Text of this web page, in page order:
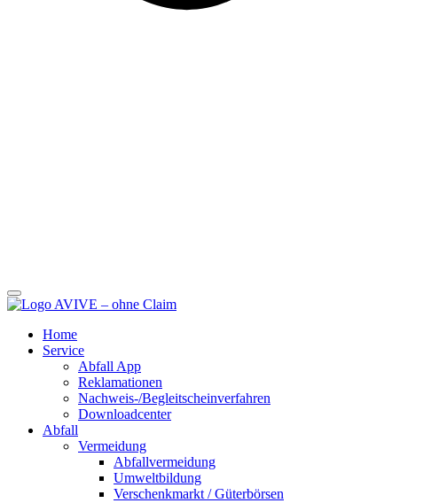
Home
Service
Abfall App
Reklamationen
Nachweis-/Begleitscheinverfahren
Downloadcenter
Abfall
Vermeidung
Abfallvermeidung
Umweltbildung
Verschenkmarkt / Güterbörsen